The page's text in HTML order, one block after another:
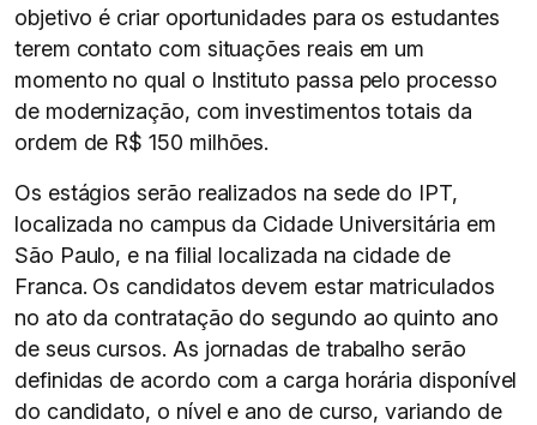
objetivo é criar oportunidades para os estudantes
terem contato com situações reais em um
momento no qual o Instituto passa pelo processo
de modernização, com investimentos totais da
ordem de R$ 150 milhões.
Os estágios serão realizados na sede do IPT,
localizada no campus da Cidade Universitária em
São Paulo, e na filial localizada na cidade de
Franca. Os candidatos devem estar matriculados
no ato da contratação do segundo ao quinto ano
de seus cursos. As jornadas de trabalho serão
definidas de acordo com a carga horária disponível
do candidato, o nível e ano de curso, variando de